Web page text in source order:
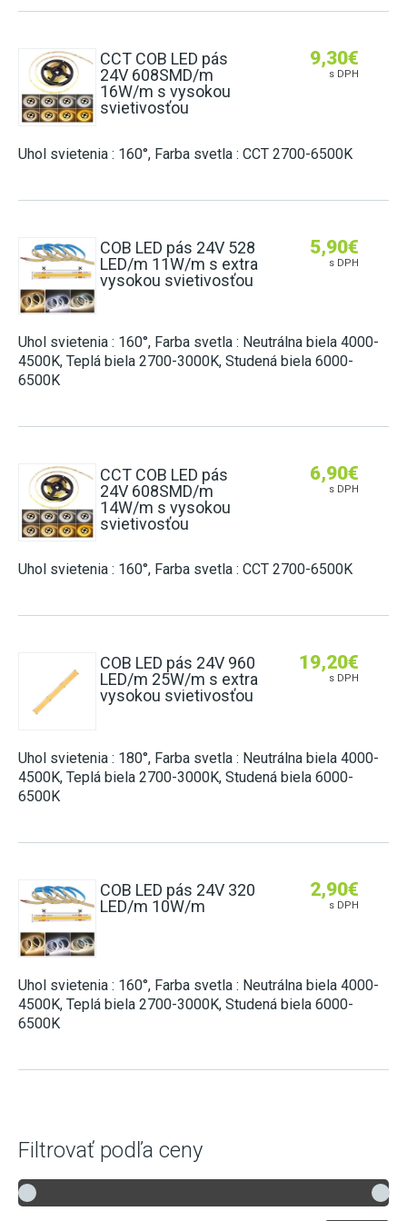
VISIACE LAMPY
NÁSTENNÉ
OVLÁDAČE A STMIEVAČE
LED MODULY DO SVETELNÝCH REKLÁM
PÄTICE A RÁMIKY
ŽIAROVKY DO VEREJNÉHO OSVETLENIA
2G11 (DO POULIČNÝCH LÁMP)
PRACHOTESNÉ SVIETIDLÁ
LINEÁRNE SVIETIDLÁ
TRUBICOVÉ SVIETIDLÁ INTERIÉROVÉ
STMIEVANIE
RF SPÍNANIE
LED NAPÁJACIE ZDROJE
LAPAČE HMYZU
LED DEKORÁCIE
CCT COB LED pás
24V 608SMD/m
16W/m s vysokou
svietivosťou
9,30€
s DPH
Uhol svietenia : 160°, Farba svetla : CCT 2700-6500K
COB LED pás 24V 528
LED/m 11W/m s extra
vysokou svietivosťou
5,90€
s DPH
Uhol svietenia : 160°, Farba svetla : Neutrálna biela 4000-
4500K, Teplá biela 2700-3000K, Studená biela 6000-
6500K
CCT COB LED pás
24V 608SMD/m
14W/m s vysokou
svietivosťou
6,90€
s DPH
Uhol svietenia : 160°, Farba svetla : CCT 2700-6500K
COB LED pás 24V 960
LED/m 25W/m s extra
vysokou svietivosťou
19,20€
s DPH
Uhol svietenia : 180°, Farba svetla : Neutrálna biela 4000-
4500K, Teplá biela 2700-3000K, Studená biela 6000-
6500K
COB LED pás 24V 320
LED/m 10W/m
2,90€
s DPH
Uhol svietenia : 160°, Farba svetla : Neutrálna biela 4000-
4500K, Teplá biela 2700-3000K, Studená biela 6000-
6500K
Filtrovať podľa ceny